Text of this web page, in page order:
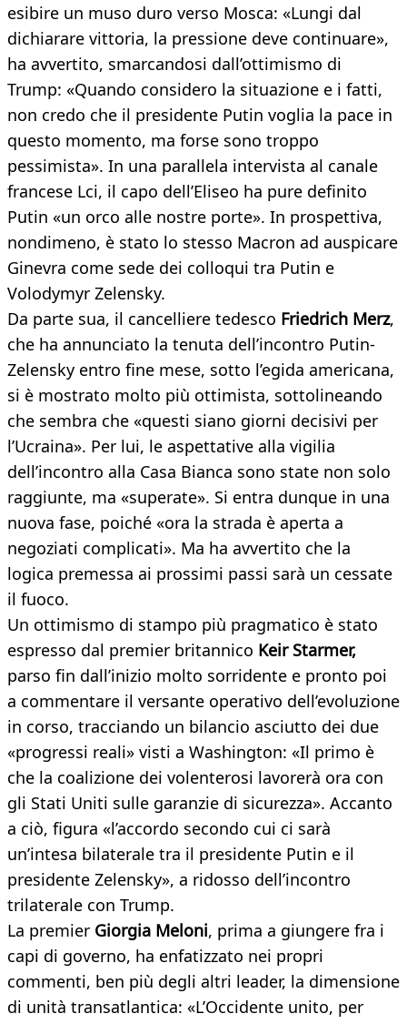
esibire un muso duro verso Mosca: «Lungi dal
dichiarare vittoria, la pressione deve continuare»,
ha avvertito, smarcandosi dall’ottimismo di
Trump: «Quando considero la situazione e i fatti,
non credo che il presidente Putin voglia la pace in
questo momento, ma forse sono troppo
pessimista». In una parallela intervista al canale
francese Lci, il capo dell’Eliseo ha pure definito
Putin «un orco alle nostre porte». In prospettiva,
nondimeno, è stato lo stesso Macron ad auspicare
Ginevra come sede dei colloqui tra Putin e
Volodymyr Zelensky.
Da parte sua, il cancelliere tedesco Friedrich Merz,
che ha annunciato la tenuta dell’incontro Putin-
Zelensky entro fine mese, sotto l’egida americana,
si è mostrato molto più ottimista, sottolineando
che sembra che «questi siano giorni decisivi per
l’Ucraina». Per lui, le aspettative alla vigilia
dell’incontro alla Casa Bianca sono state non solo
raggiunte, ma «superate». Si entra dunque in una
nuova fase, poiché «ora la strada è aperta a
negoziati complicati». Ma ha avvertito che la
logica premessa ai prossimi passi sarà un cessate
il fuoco.
Un ottimismo di stampo più pragmatico è stato
espresso dal premier britannico Keir Starmer,
parso fin dall’inizio molto sorridente e pronto poi
a commentare il versante operativo dell’evoluzione
in corso, tracciando un bilancio asciutto dei due
«progressi reali» visti a Washington: «Il primo è
che la coalizione dei volenterosi lavorerà ora con
gli Stati Uniti sulle garanzie di sicurezza». Accanto
a ciò, figura «l’accordo secondo cui ci sarà
un’intesa bilaterale tra il presidente Putin e il
presidente Zelensky», a ridosso dell’incontro
trilaterale con Trump.
La premier Giorgia Meloni, prima a giungere fra i
capi di governo, ha enfatizzato nei propri
commenti, ben più degli altri leader, la dimensione
di unità transatlantica: «L’Occidente unito, per